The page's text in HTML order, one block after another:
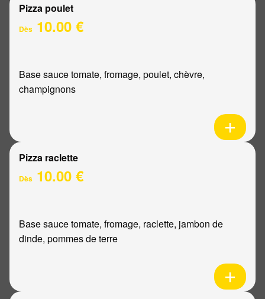
Pizza poulet
Dès 10.00 €
Base sauce tomate, fromage, poulet, chèvre,
champignons
Pizza raclette
Dès 10.00 €
Base sauce tomate, fromage, raclette, jambon de
dinde, pommes de terre